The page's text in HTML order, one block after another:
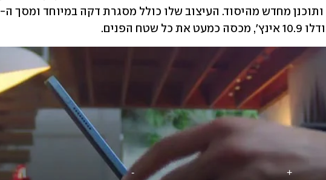
ותוכנן מחדש מהיסוד. העיצוב שלו כולל מסגרת דקה במיוחד ומסך ה-